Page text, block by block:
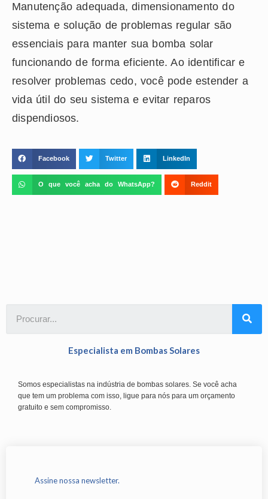
Manutenção adequada, dimensionamento do
sistema e solução de problemas regular são
essenciais para manter sua bomba solar
funcionando de forma eficiente. Ao identificar e
resolver problemas cedo, você pode estender a
vida útil do seu sistema e evitar reparos
dispendiosos.
Facebook Twitter LinkedIn
O que você acha do WhatsApp? Reddit
Especialista em Bombas Solares
Somos especialistas na indústria de bombas solares. Se você acha
que tem um problema com isso, ligue para nós para um orçamento
gratuito e sem compromisso.
Assine nossa newsletter.